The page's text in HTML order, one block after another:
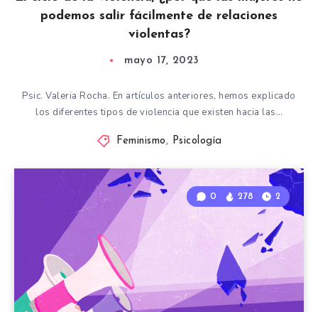
podemos salir fácilmente de relaciones
violentas?
mayo 17, 2023
Psic. Valeria Rocha. En artículos anteriores, hemos explicado
los diferentes tipos de violencia que existen hacia las…
Feminismo, Psicología
0 278 2